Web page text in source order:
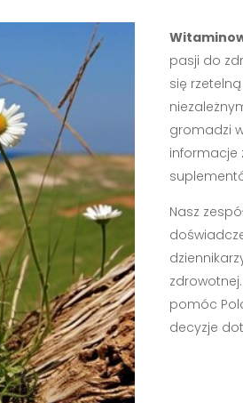
pasji do
się
gromadzi
informacje
Nasz
pomóc
decyzje